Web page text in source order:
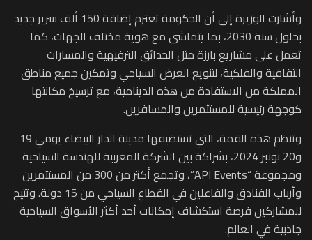
وأشارت الوزيرة إلى أن الحكومة تعتزم إضافة 150 ألف سرير جديد
بحلول سنة 2030، بما يتماشى مع هوية مختلف الجهات، كما
تعمل على مشاريع بارزة مثل الحدائق الترفيهية والمسارات
الثقافية والفلكية، لتنويع العرض السياحي وتمكين جميع مناطق
المملكة من الاستفادة من هذه الدينامية، مع ترسيخ مكانتها
كوجهة رئيسية للمستثمرين والمسافرين.
وتنظم هذه القمة، التي تستضيفها مدينة الدار البيضاء يومي 19
و20 نونبر 2024، بشراكة بين الشركة المغربية للهندسة السياحية
ومجموعة “API Events”، وتجمع أكثر من 300 من المستثمرين
وأرباب الفنادق والفاعلين في القطاع السياحي من 15 دولة. وتتيح
للمشاركين فرصة استكشاف إمكانات أحد أكثر الأسواق السياحية
جاذبية في العالم.